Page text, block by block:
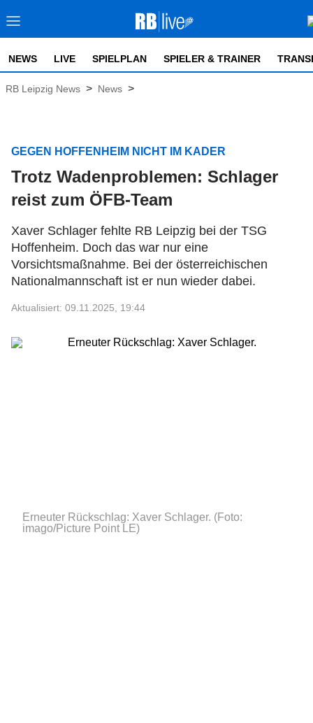
NEWS LIVE SPIELPLAN SPIELER & TRAINER
RB Leipzig News > News >
GEGEN HOFFENHEIM NICHT IM KADER
Trotz Wadenproblemen: Schlager
reist zum ÖFB-Team
Xaver Schlager fehlte RB Leipzig bei der TSG
Hoffenheim. Doch das war nur eine
Vorsichtsmaßnahme. Bei der österreichischen
Nationalmannschaft ist er nun wieder dabei.
Aktualisiert: 09.11.2025, 19:44
Erneuter Rückschlag: Xaver Schlager. (Foto:
imago/Picture Point LE)